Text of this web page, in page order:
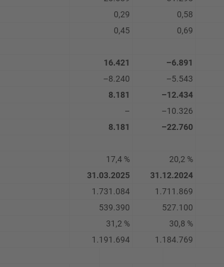
0,29 0,58
0,45 0,69
16.421 –6.891
–8.240 –5.543
8.181 –12.434
– –10.326
8.181 –22.760
17,4 %
20,2 %
31.03.2025
31.12.2024
1.731.084 1.711.869
539.390 527.100
31,2 %
30,8 %
1.191.694 1.184.769